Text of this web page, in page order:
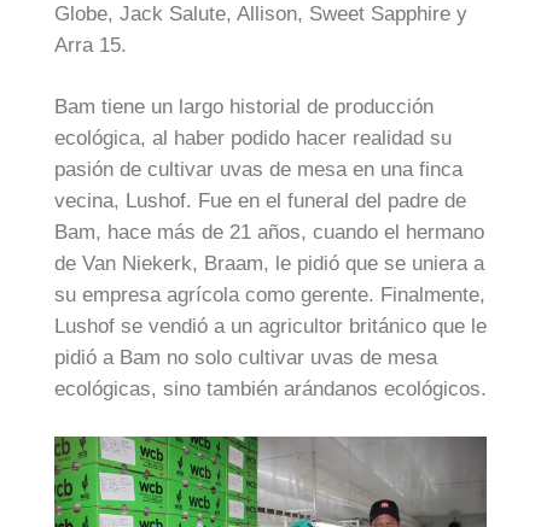
Globe, Jack Salute, Allison, Sweet Sapphire y
Arra 15.
Bam tiene un largo historial de producción
ecológica, al haber podido hacer realidad su
pasión de cultivar uvas de mesa en una finca
vecina, Lushof. Fue en el funeral del padre de
Bam, hace más de 21 años, cuando el hermano
de Van Niekerk, Braam, le pidió que se uniera a
su empresa agrícola como gerente. Finalmente,
Lushof se vendió a un agricultor británico que le
pidió a Bam no solo cultivar uvas de mesa
ecológicas, sino también arándanos ecológicos.